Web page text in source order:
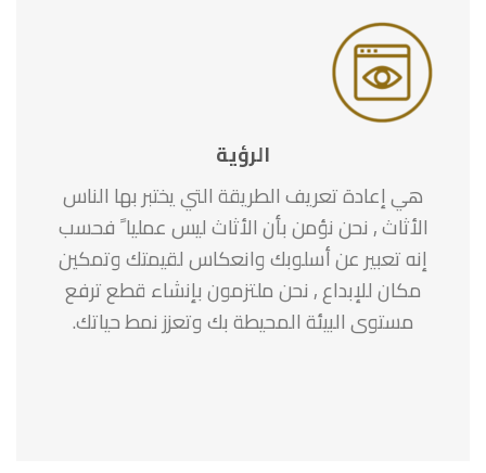
الرؤية
هي إعادة تعريف الطريقة التي يختبر بها الناس
الأثاث , نحن نؤمن بأن الأثاث ليس عمليا ً فحسب
إنه تعبير عن أسلوبك وانعكاس لقيمتك وتمكين
مكان للإبداع , نحن ملتزمون بإنشاء قطع ترفع
مستوى البيئة المحيطة بك وتعزز نمط حياتك.